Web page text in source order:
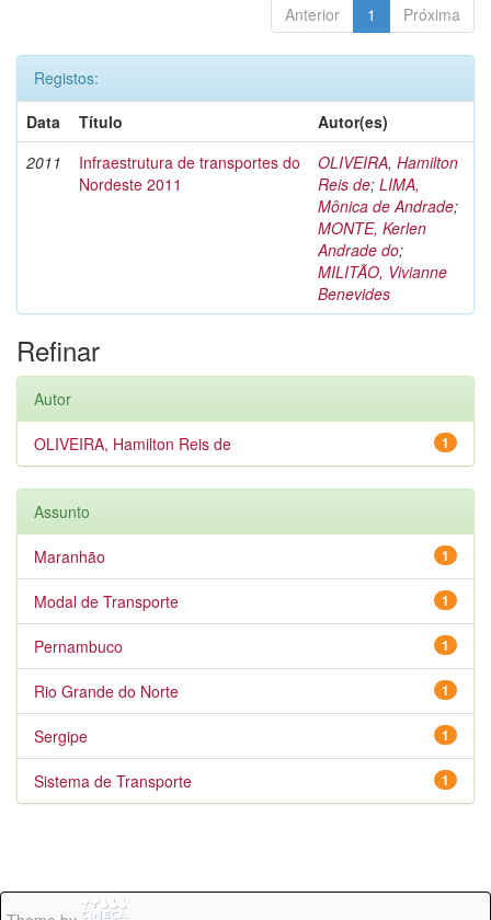
Anterior 1 Próxima
Registos:
Data
Título
Autor(es)
2011
Infraestrutura de transportes do
Nordeste 2011
OLIVEIRA, Hamilton
Reis de; LIMA,
Mônica de Andrade;
MONTE, Kerlen
Andrade do;
MILITÃO, Vivianne
Benevides
Refinar
Autor
1
OLIVEIRA, Hamilton Reis de
Assunto
1
Maranhão
1
Modal de Transporte
1
Pernambuco
1
Rio Grande do Norte
1
Sergipe
1
Sistema de Transporte